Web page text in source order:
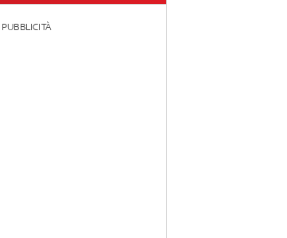
PUBBLICITÀ